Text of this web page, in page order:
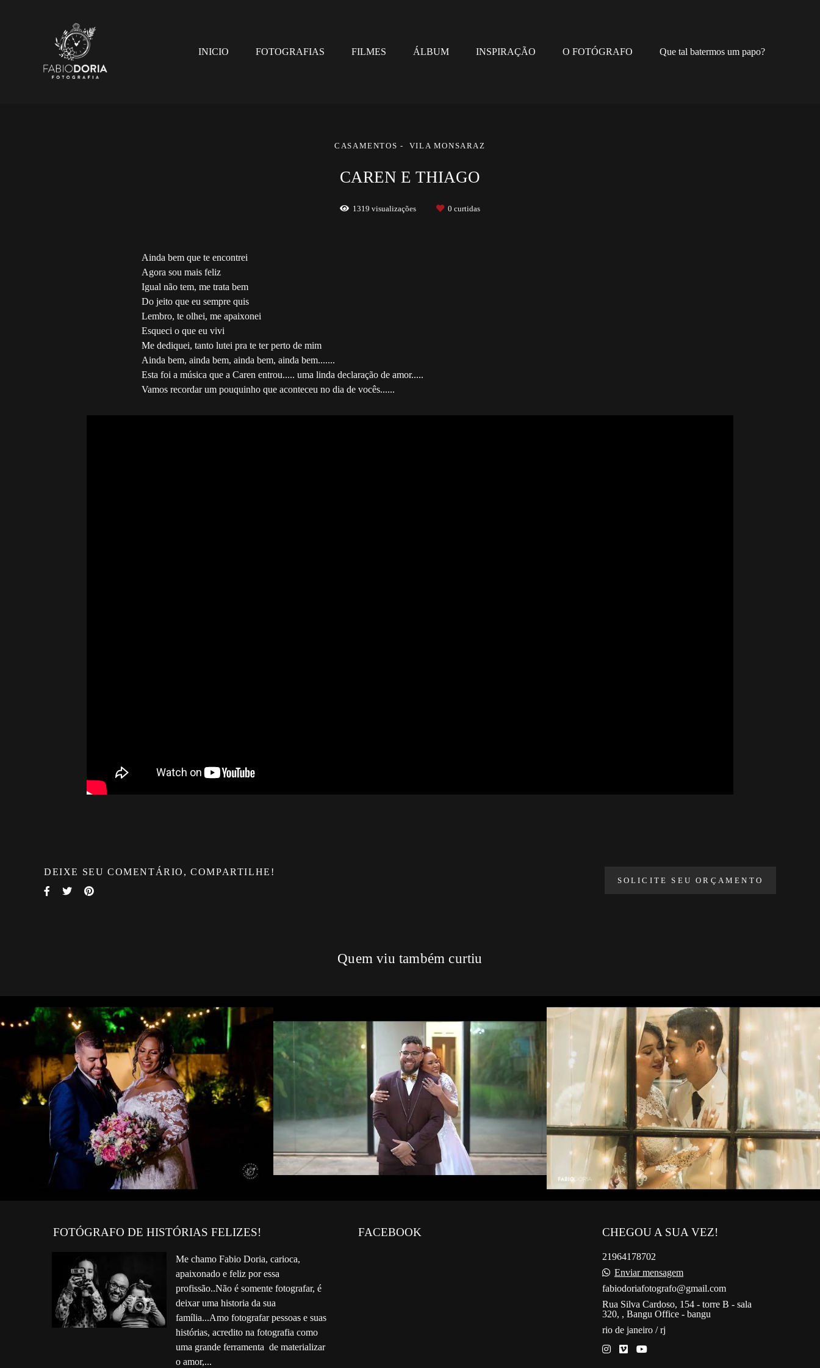
INICIO FOTOGRAFIAS FILMES ÁLBUM INSPIRAÇÃO O FOTÓGRAFO Que tal batermos um papo?
CASAMENTOS VILA MONSARAZ
CAREN E THIAGO
1319 visualizações 0 curtidas
Ainda bem que te encontrei
Agora sou mais feliz
Igual não tem, me trata bem
Do jeito que eu sempre quis
Lembro, te olhei, me apaixonei
Esqueci o que eu vivi
Me dediquei, tanto lutei pra te ter perto de mim
Ainda bem, ainda bem, ainda bem, ainda bem.......
Esta foi a música que a Caren entrou..... uma linda declaração de amor.....
Vamos recordar um pouquinho que aconteceu no dia de vocês......
DEIXE SEU COMENTÁRIO, COMPARTILHE!
SOLICITE SEU ORÇAMENTO
Quem viu também curtiu
FOTÓGRAFO DE HISTÓRIAS FELIZES!
Me chamo Fabio Doria, carioca,
apaixonado e feliz por essa
profissão..Não é somente fotografar, é
deixar uma historia da sua
família...Amo fotografar pessoas e suas
histórias, acredito na fotografia como
uma grande ferramenta de materializar
o amor,...
FACEBOOK CHEGOU A SUA VEZ!
21964178702
Enviar mensagem
fabiodoriafotografo@gmail.com
Rua Silva Cardoso, 154 - torre B - sala
320, , Bangu Office - bangu
rio de janeiro / rj